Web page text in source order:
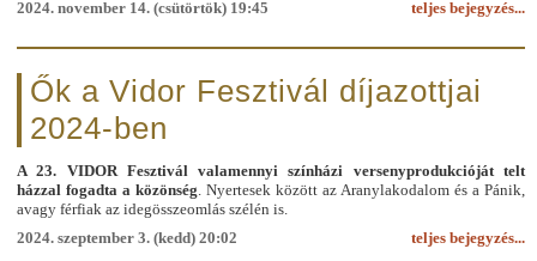
teljes bejegyzés...
2024. november 14. (csütörtök) 19:45
Ők a Vidor Fesztivál díjazottjai
2024-ben
A 23. VIDOR Fesztivál valamennyi színházi versenyprodukcióját telt
házzal fogadta a közönség. Nyertesek között az Aranylakodalom és a Pánik,
avagy férfiak az idegösszeomlás szélén is.
teljes bejegyzés...
2024. szeptember 3. (kedd) 20:02